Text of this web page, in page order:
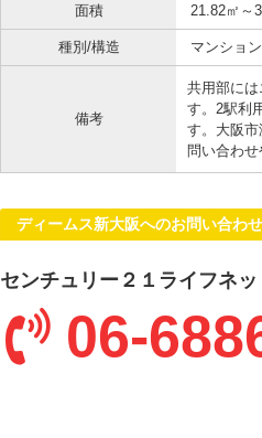
面積 21.82㎡～
種別/構造 マンショ
備考
共用部に
す。2駅利
す。大阪
問い合わせ
ディームス新大阪へのお問い合わせ
センチュリー２１ライフネ
06-